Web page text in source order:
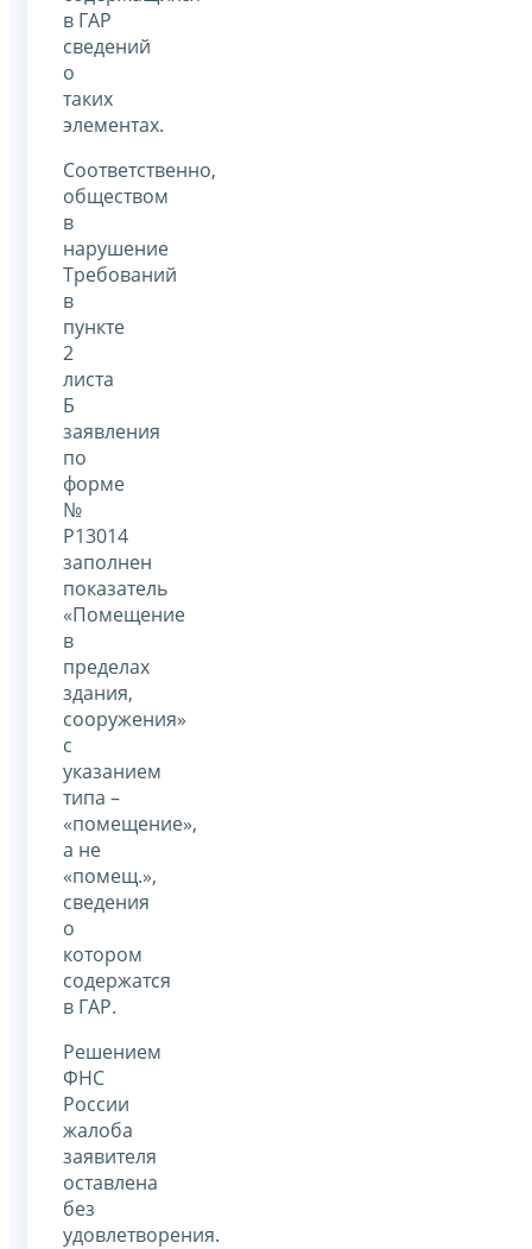
в ГАР
сведений
о
таких
элементах.
Соответственно,
обществом
в
нарушение
Требований
в
пункте
2
листа
Б
заявления
по
форме
№
Р13014
заполнен
показатель
«Помещение
в
пределах
здания,
сооружения»
с
указанием
типа –
«помещение»,
а не
«помещ.»,
сведения
о
котором
содержатся
в ГАР.
Решением
ФНС
России
жалоба
заявителя
оставлена
без
удовлетворения.